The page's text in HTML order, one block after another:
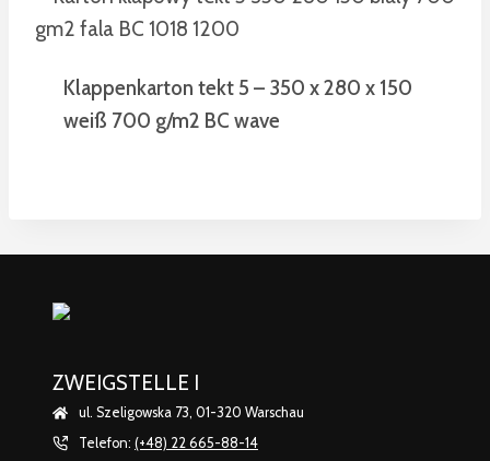
Klappenkarton tekt 5 – 350 x 280 x 150
weiß 700 g/m2 BC wave
ZWEIGSTELLE I
ul. Szeligowska 73, 01-320 Warschau
Telefon: (+48) 22 665-88-14